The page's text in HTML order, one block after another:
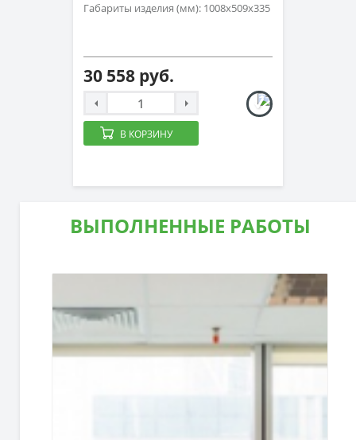
Габариты изделия (мм): 1008х509х335
30 558 руб.
В КОРЗИНУ
ВЫПОЛНЕННЫЕ РАБОТЫ